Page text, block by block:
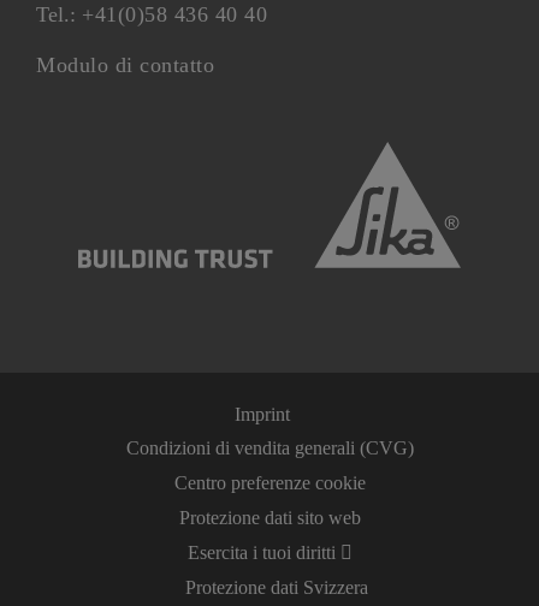
Tel.: +41(0)58 436 40 40
Modulo di contatto
Imprint
Condizioni di vendita generali (CVG)
Centro preferenze cookie
Protezione dati sito web
Esercita i tuoi diritti
Protezione dati Svizzera